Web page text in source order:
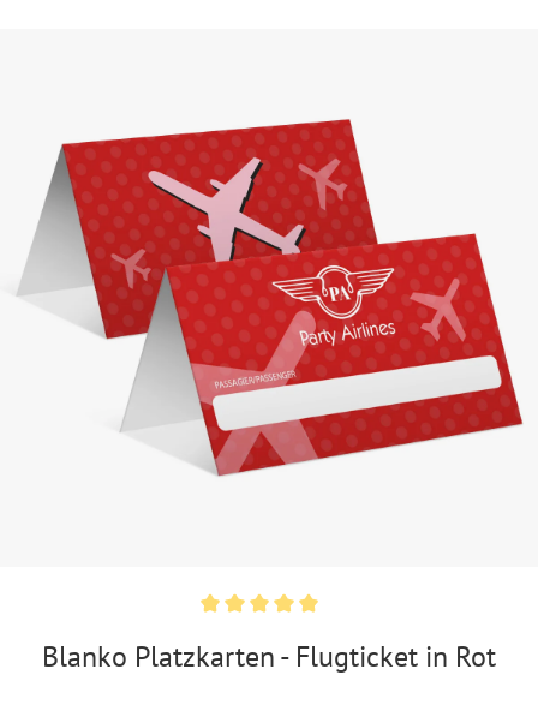
Blanko Platzkarten - Flugticket in Rot